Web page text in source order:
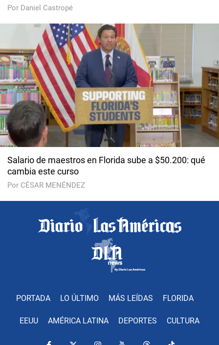
Por Daniel Castropé
Salario de maestros en Florida sube a $50.200: qué
cambia este curso
Por CÉSAR MENÉNDEZ
PORTADA LO ÚLTIMO MÁS LEÍDAS FLORIDA
EEUU AMÉRICA LATINA DEPORTES CULTURA